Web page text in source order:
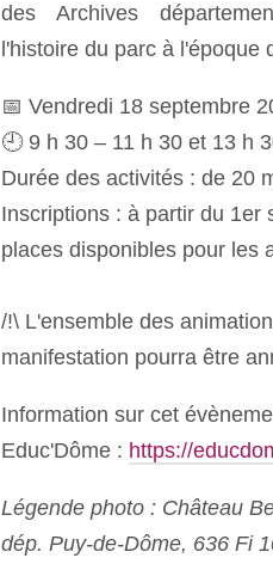
des Archives
l'histoire du parc à l'époque
📅 Vendredi 18 septembre
🕘 9 h 30 – 11 h 30 et 13 h
Durée des activités : de 20
Inscriptions : à partir du 1er
places disponibles pour les
/!\ L'ensemble des
manifestation pourra être
Information sur cet
Educ'Dôme : https://
Légende photo : Château
dép. Puy-de-Dôme, 636 Fi